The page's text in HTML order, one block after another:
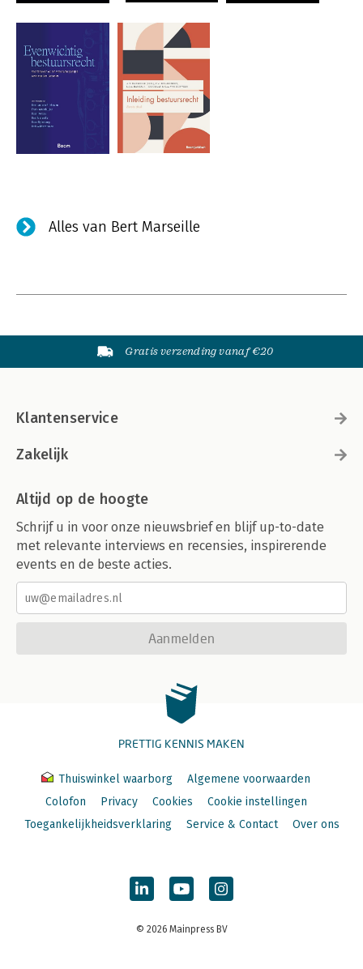
Alles van Bert Marseille
Gratis verzending vanaf €20
Klantenservice
Zakelijk
Altijd op de hoogte
Schrijf u in voor onze nieuwsbrief en blijf up-to-date
met relevante interviews en recensies, inspirerende
events en de beste acties.
Aanmelden
PRETTIG KENNIS MAKEN
Thuiswinkel waarborg
Algemene voorwaarden
Colofon
Privacy Cookies
Cookie instellingen
Toegankelijkheidsverklaring
Service & Contact Over ons
© 2026 Mainpress BV